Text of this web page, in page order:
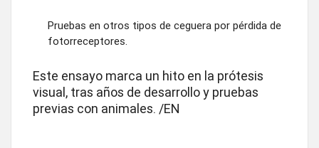
Pruebas en otros tipos de ceguera por pérdida de
fotorreceptores.
Este ensayo marca un hito en la prótesis
visual, tras años de desarrollo y pruebas
previas con animales. /EN